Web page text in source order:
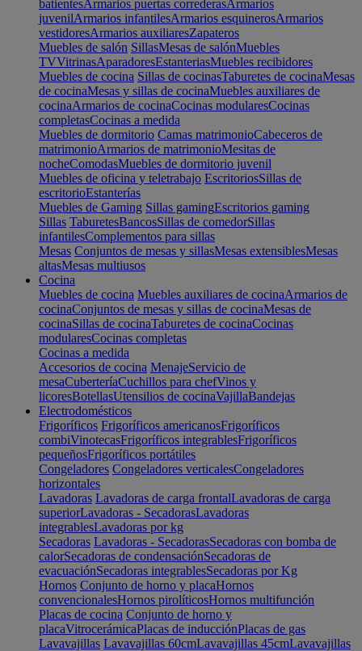
batientesArmarios puertas correderasArmarios
juvenilArmarios infantilesArmarios esquinerosArmarios
vestidoresArmarios auxiliaresZapateros
Muebles de salón SillasMesas de salónMuebles
TVVitrinasAparadoresEstanteriasMuebles recibidores
Muebles de cocina Sillas de cocinasTaburetes de cocinaMesas
de cocinaMesas y sillas de cocinaMuebles auxiliares de
cocinaArmarios de cocinaCocinas modularesCocinas
completasCocinas a medida
Muebles de dormitorio Camas matrimonioCabeceros de
matrimonioArmarios de matrimonioMesitas de
nocheComodasMuebles de dormitorio juvenil
Muebles de oficina y teletrabajo EscritoriosSillas de
escritorioEstanterías
Muebles de Gaming Sillas gamingEscritorios gaming
Sillas TaburetesBancosSillas de comedorSillas
infantilesComplementos para sillas
Mesas Conjuntos de mesas y sillasMesas extensiblesMesas
altasMesas multiusos
Cocina
Muebles de cocina Muebles auxiliares de cocinaArmarios de
cocinaConjuntos de mesas y sillas de cocinaMesas de
cocinaSillas de cocinaTaburetes de cocinaCocinas
modularesCocinas completas
Cocinas a medida
Accesorios de cocina MenajeServicio de
mesaCuberteríaCuchillos para chefVinos y
licoresBotellasUtensilios de cocinaVajillaBandejas
Electrodomésticos
Frigoríficos Frigoríficos americanosFrigoríficos
combiVinotecasFrigoríficos integrablesFrigoríficos
pequeñosFrigoríficos portátiles
Congeladores Congeladores verticalesCongeladores
horizontales
Lavadoras Lavadoras de carga frontalLavadoras de carga
superiorLavadoras - SecadorasLavadoras
integrablesLavadoras por kg
Secadoras Lavadoras - SecadorasSecadoras con bomba de
calorSecadoras de condensaciónSecadoras de
evacuaciónSecadoras integrablesSecadoras por Kg
Hornos Conjunto de horno y placaHornos
convencionalesHornos pirolíticosHornos multifunción
Placas de cocina Conjunto de horno y
placaVitrocerámicaPlacas de inducciónPlacas de gas
Lavavajillas Lavavajillas 60cmLavavajillas 45cmLavavajillas